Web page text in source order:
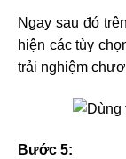
Ngay sau đó
hiện các tùy
trải nghiệm
Bước 5: